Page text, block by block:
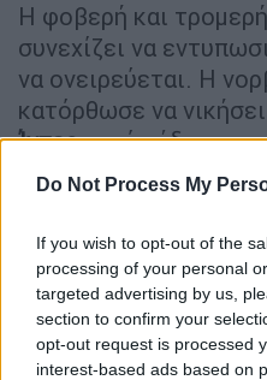
Do Not Process My
If you wish to opt-out of the
processing of your personal
targeted advertising by us,
section to confirm your
opt-out request is processed
interest-based ads based on
Η φοβερή και τρομερή
συνεχίζει να
να ονειρεύεται. Η
κατόρθωσε να
Ίντερεντός έδρας
πρόκρισης στους 16
Αντιθέτως, στο άλλο
Κλαμπ Μπριζπου
σκόρερ τονΧρήστο
Μαδρίτης
άφησαν ανοιχτούς
ρεβάνς.